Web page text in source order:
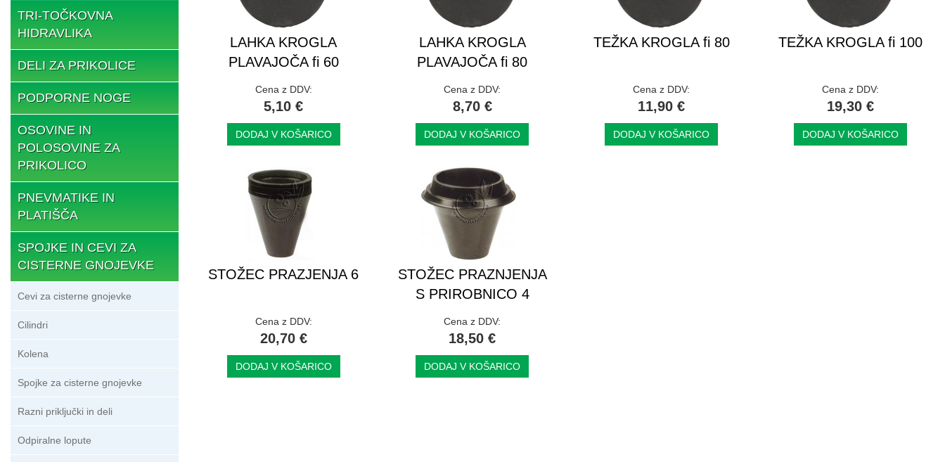
TRI-TOČKOVNA
HIDRAVLIKA
DELI ZA PRIKOLICE
PODPORNE NOGE
OSOVINE IN
POLOSOVINE ZA
PRIKOLICO
PNEVMATIKE IN
PLATIŠČA
SPOJKE IN CEVI ZA
CISTERNE GNOJEVKE
Cevi za cisterne gnojevke
Cilindri
Kolena
Spojke za cisterne gnojevke
Razni priključki in deli
Odpiralne lopute
LAHKA KROGLA
PLAVAJOČA fi 60
Cena z DDV:
5,10 €
DODAJ V KOŠARICO
LAHKA KROGLA
PLAVAJOČA fi 80
Cena z DDV:
8,70 €
DODAJ V KOŠARICO
TEŽKA KROGLA fi 80
Cena z DDV:
11,90 €
DODAJ V KOŠARICO
TEŽKA KROGLA fi 100
Cena z DDV:
19,30 €
DODAJ V KOŠARICO
STOŽEC PRAZJENJA 6
Cena z DDV:
20,70 €
DODAJ V KOŠARICO
STOŽEC PRAZNJENJA
S PRIROBNICO 4
Cena z DDV:
18,50 €
DODAJ V KOŠARICO